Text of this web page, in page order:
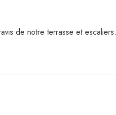
de notre terrasse et escaliers.